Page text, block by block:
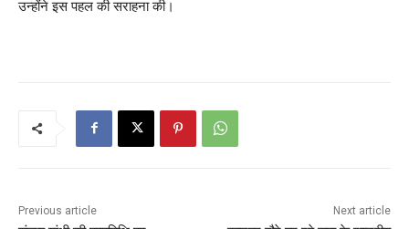
उन्होंने इस पहल की सराहना की।
Previous article Next article